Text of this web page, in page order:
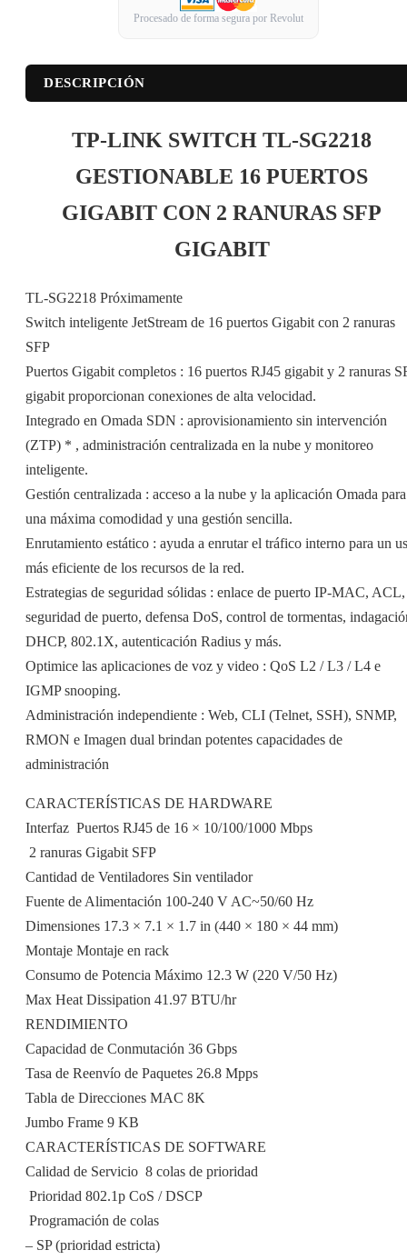
Procesado de forma segura por Revolut
DESCRIPCIÓN
TP-LINK SWITCH TL-SG2218
GESTIONABLE 16 PUERTOS
GIGABIT CON 2 RANURAS SFP
GIGABIT
TL-SG2218 Próximamente
Switch inteligente JetStream de 16 puertos Gigabit con 2 ranuras
SFP
Puertos Gigabit completos : 16 puertos RJ45 gigabit y 2 ranuras
gigabit proporcionan conexiones de alta velocidad.
Integrado en Omada SDN : aprovisionamiento sin intervención
(ZTP) * , administración centralizada en la nube y monitoreo
inteligente.
Gestión centralizada : acceso a la nube y la aplicación Omada para
una máxima comodidad y una gestión sencilla.
Enrutamiento estático : ayuda a enrutar el tráfico interno para un
más eficiente de los recursos de la red.
Estrategias de seguridad sólidas : enlace de puerto IP-MAC, ACL,
seguridad de puerto, defensa DoS, control de tormentas,
DHCP, 802.1X, autenticación Radius y más.
Optimice las aplicaciones de voz y video : QoS L2 / L3 / L4 e
IGMP snooping.
Administración independiente : Web, CLI (Telnet, SSH), SNMP,
RMON e Imagen dual brindan potentes capacidades de
administración
CARACTERÍSTICAS DE HARDWARE
Interfaz  Puertos RJ45 de 16 × 10/100/1000 Mbps
 2 ranuras Gigabit SFP
Cantidad de Ventiladores Sin ventilador
Fuente de Alimentación 100-240 V AC~50/60 Hz
Dimensiones 17.3 × 7.1 × 1.7 in (440 × 180 × 44 mm)
Montaje Montaje en rack
Consumo de Potencia Máximo 12.3 W (220 V/50 Hz)
Max Heat Dissipation 41.97 BTU/hr
RENDIMIENTO
Capacidad de Conmutación 36 Gbps
Tasa de Reenvío de Paquetes 26.8 Mpps
Tabla de Direcciones MAC 8K
Jumbo Frame 9 KB
CARACTERÍSTICAS DE SOFTWARE
Calidad de Servicio  8 colas de prioridad
 Prioridad 802.1p CoS / DSCP
 Programación de colas
– SP (prioridad estricta)